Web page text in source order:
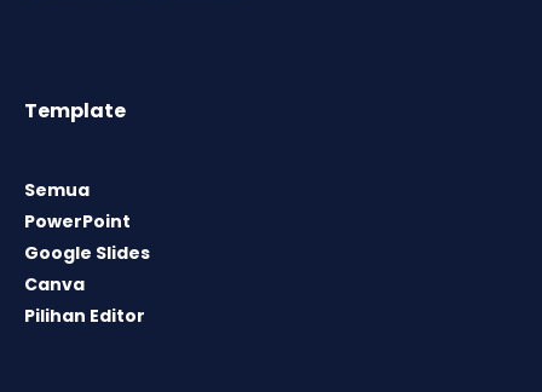
Template
Semua
PowerPoint
Google Slides
Canva
Pilihan Editor